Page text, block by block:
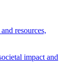
resources,
impact and